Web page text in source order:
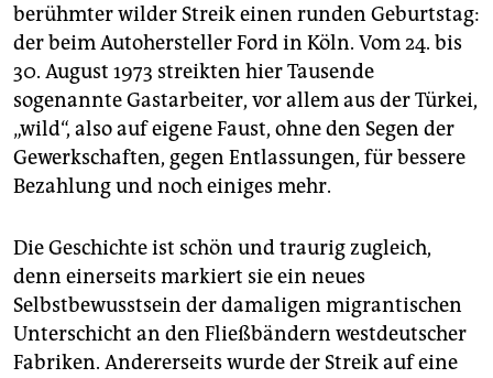
unterstützen
abo
genossenschaft
epaper login
berühmter wilder Streik einen runden Geburtstag:
der beim Autohersteller Ford in Köln. Vom 24. bis
30. August 1973 streikten hier Tausende
sogenannte Gastarbeiter, vor allem aus der Türkei,
„wild“, also auf eigene Faust, ohne den Segen der
Gewerkschaften, gegen Entlassungen, für bessere
Bezahlung und noch einiges mehr.
Die Geschichte ist schön und traurig zugleich,
denn einerseits markiert sie ein neues
Selbstbewusstsein der damaligen migrantischen
Unterschicht an den Fließbändern westdeutscher
Fabriken. Andererseits wurde der Streik auf eine